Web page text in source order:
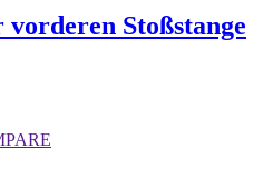
Stoßstange